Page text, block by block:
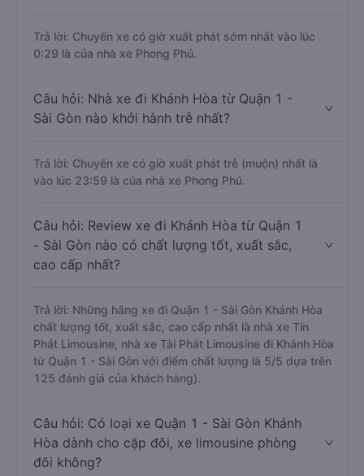
Trả lời: Chuyến xe có giờ xuất phát sớm nhất vào lúc
0:29 là của nhà xe Phong Phú.
Câu hỏi: Nhà xe đi Khánh Hòa từ Quận 1 -
Sài Gòn nào khởi hành trễ nhất?
Trả lời: Chuyến xe có giờ xuất phát trễ (muộn) nhất là
vào lúc 23:59 là của nhà xe Phong Phú.
Câu hỏi: Review xe đi Khánh Hòa từ Quận 1
- Sài Gòn nào có chất lượng tốt, xuất sắc,
cao cấp nhất?
Trả lời: Những hãng xe đi Quận 1 - Sài Gòn Khánh Hòa
chất lượng tốt, xuất sắc, cao cấp nhất là nhà xe Tín
Phát Limousine, nhà xe Tài Phát Limousine đi Khánh Hòa
từ Quận 1 - Sài Gòn với điểm chất lượng là 5/5 dựa trên
125 đánh giá của khách hàng).
Câu hỏi: Có loại xe Quận 1 - Sài Gòn Khánh
Hòa dành cho cặp đôi, xe limousine phòng
đôi không?